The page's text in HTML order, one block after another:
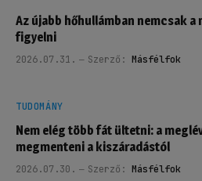
Az újabb hőhullámban nemcsak
figyelni
2026.07.31. Szerző: Másfélfok
TUDOMÁNY
Nem elég több fát ültetni: a
megmenteni a kiszáradástól
2026.07.30. Szerző: Másfélfok